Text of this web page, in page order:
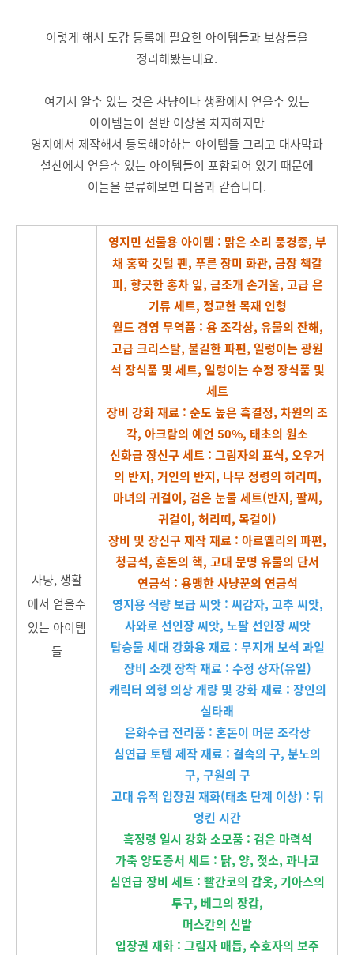
이렇게 해서 도감 등록에 필요한 아이템들과 보상들을
정리해봤는데요.
여기서 알수 있는 것은 사냥이나 생활에서 얻을수 있는
아이템들이 절반 이상을 차지하지만
영지에서 제작해서 등록해야하는 아이템들 그리고 대사막과
설산에서 얻을수 있는 아이템들이 포함되어 있기 때문에
이들을 분류해보면 다음과 같습니다.
사냥, 생활
에서 얻을수
있는 아이템
들
영지민 선물용 아이템 : 맑은 소리 풍경종, 부
채 홍학 깃털 펜, 푸른 장미 화관, 금장 책갈
피, 향긋한 홍차 잎, 금조개 손거울, 고급 은
기류 세트, 정교한 목재 인형
월드 경영 무역품 : 용 조각상, 유물의 잔해,
고급 크리스탈, 불길한 파편, 일렁이는 광원
석 장식품 및 세트, 일렁이는 수정 장식품 및
세트
장비 강화 재료 : 순도 높은 흑결정, 차원의 조
각, 아크람의 예언 50%, 태초의 원소
신화급 장신구 세트 : 그림자의 표식, 오우거
의 반지, 거인의 반지, 나무 정령의 허리띠,
마녀의 귀걸이, 검은 눈물 세트(반지, 팔찌,
귀걸이, 허리띠, 목걸이)
장비 및 장신구 제작 재료 : 아르옐리의 파편,
청금석, 혼돈의 핵, 고대 문명 유물의 단서
연금석 : 용맹한 사냥꾼의 연금석
영지용 식량 보급 씨앗 : 씨감자, 고추 씨앗,
사와로 선인장 씨앗, 노팔 선인장 씨앗
탑승물 세대 강화용 재료 : 무지개 보석 과일
장비 소켓 장착 재료 : 수정 상자(유일)
캐릭터 외형 의상 개량 및 강화 재료 : 장인의
실타래
은화수급 전리품 : 혼돈이 머문 조각상
심연급 토템 제작 재료 : 결속의 구, 분노의
구, 구원의 구
고대 유적 입장권 재화(태초 단계 이상) : 뒤
엉킨 시간
흑정령 일시 강화 소모품 : 검은 마력석
가축 양도증서 세트 : 닭, 양, 젖소, 과나코
심연급 장비 세트 : 빨간코의 갑옷, 기아스의
투구, 베그의 장갑,
머스칸의 신발
입장권 재화 : 그림자 매듭, 수호자의 보주